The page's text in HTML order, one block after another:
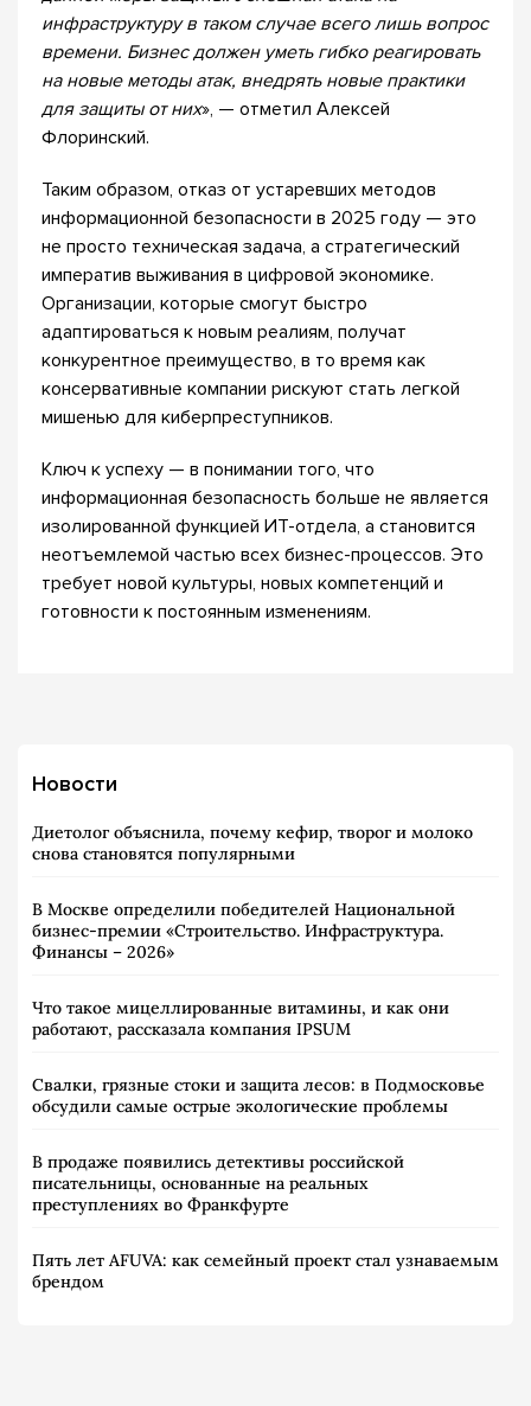
инфраструктуру в таком случае всего лишь вопрос
времени. Бизнес должен уметь гибко реагировать
на новые методы атак, внедрять новые практики
для защиты от них», — отметил Алексей
Флоринский.
Таким образом, отказ от устаревших методов
информационной безопасности в 2025 году — это
не просто техническая задача, а стратегический
императив выживания в цифровой экономике.
Организации, которые смогут быстро
адаптироваться к новым реалиям, получат
конкурентное преимущество, в то время как
консервативные компании рискуют стать легкой
мишенью для киберпреступников.
Ключ к успеху — в понимании того, что
информационная безопасность больше не является
изолированной функцией ИТ-отдела, а становится
неотъемлемой частью всех бизнес-процессов. Это
требует новой культуры, новых компетенций и
готовности к постоянным изменениям.
Новости
Диетолог объяснила, почему кефир, творог и молоко
снова становятся популярными
В Москве определили победителей Национальной
бизнес-премии «Строительство. Инфраструктура.
Финансы – 2026»
Что такое мицеллированные витамины, и как они
работают, рассказала компания IPSUM
Свалки, грязные стоки и защита лесов: в Подмосковье
обсудили самые острые экологические проблемы
В продаже появились детективы российской
писательницы, основанные на реальных
преступлениях во Франкфурте
Пять лет AFUVA: как семейный проект стал узнаваемым
брендом